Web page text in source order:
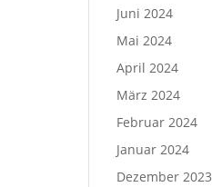
Juni 2024
Mai 2024
April 2024
März 2024
Februar 2024
Januar 2024
Dezember 2023